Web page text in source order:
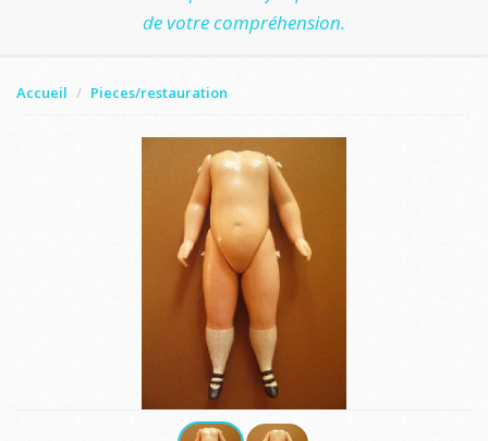
de votre compréhension.
Accueil Pieces/restauration